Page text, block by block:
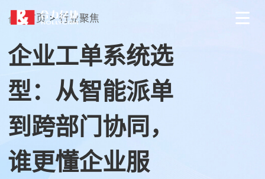
首页 > 行业聚焦
企业工单系统选
型：从智能派单
到跨部门协同，
谁更懂企业服